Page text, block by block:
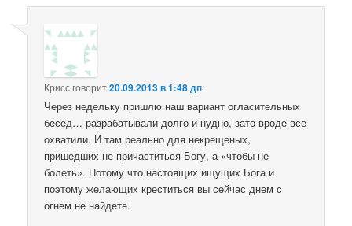
Криссговорит20.09.2013 в 1:48 дп:
Через недельку пришлю наш вариант огласительных
бесед… разрабатывали долго и нудно, зато вроде все
охватили. И там реально для некрещеных,
пришедших не причаститься Богу, а «чтобы не
болеть». Потому что настоящих ищущих Бога и
поэтому желающих креститься вы сейчас днем с
огнем не найдете.